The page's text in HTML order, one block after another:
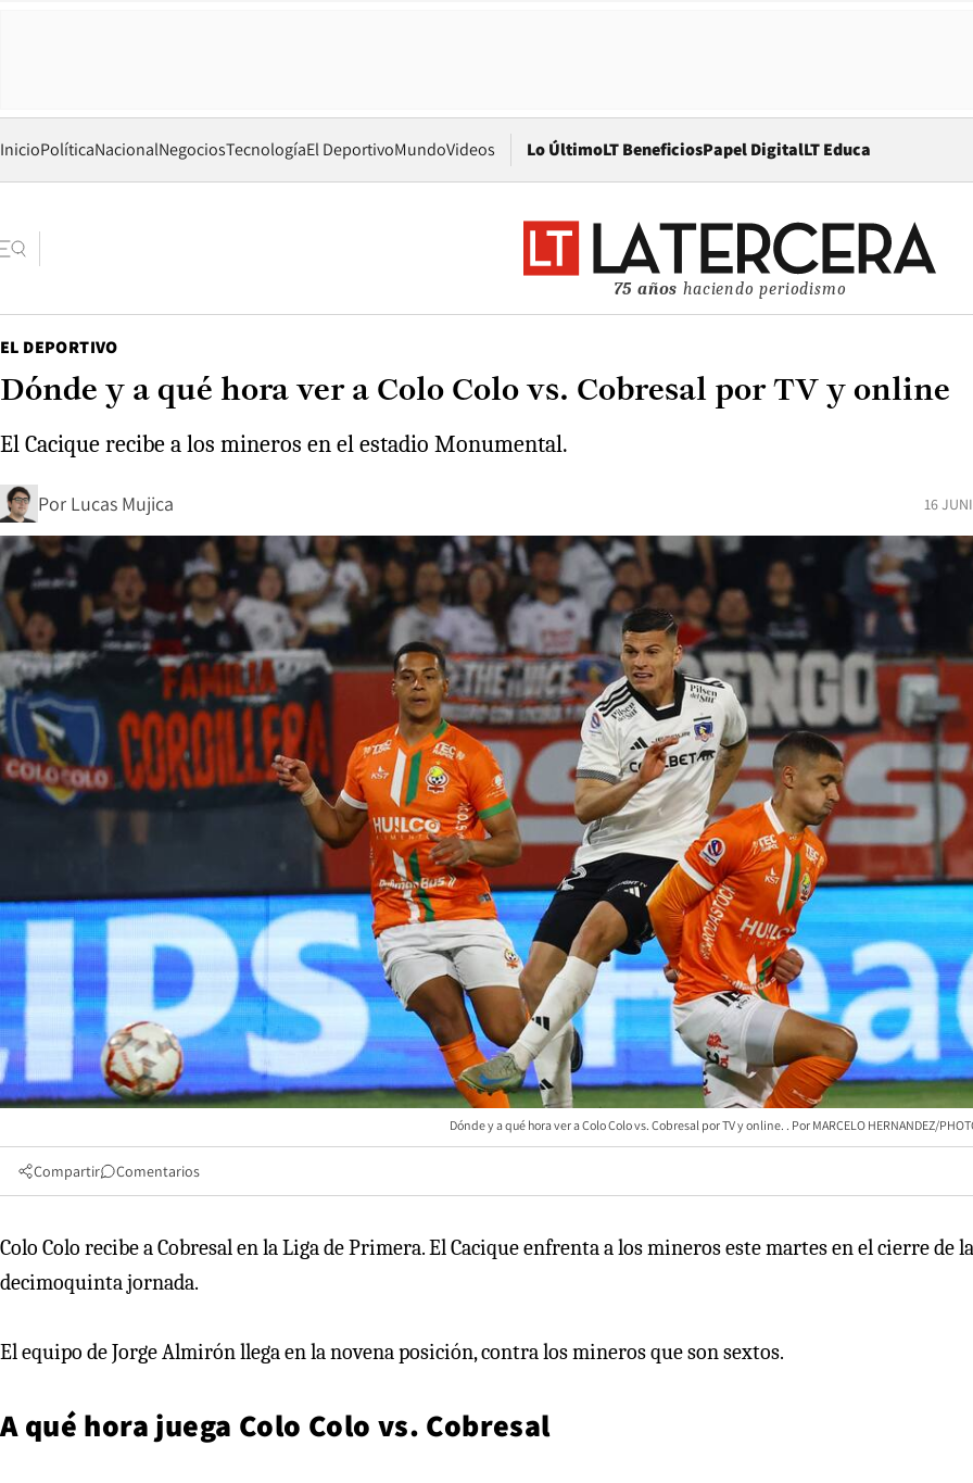
InicioPolíticaNacionalNegociosTecnologíaEl DeportivoMundoVideos Lo ÚltimoLT BeneficiosPapel DigitalOpens in new window
LT Educa
75 años haciendo periodismo
EL DEPORTIVO
Dónde y a qué hora ver a Colo Colo vs. Cobresal por TV y online
El Cacique recibe a los mineros en el estadio Monumental.
Por Lucas Mujica 16
Dónde y a qué hora ver a Colo Colo vs. Cobresal por TV y online. MARCELO HERNANDEZ/
Compartir Comentarios
Colo Colo recibe a Cobresal en la Liga de Primera. El Cacique enfrenta a los mineros este martes en el cierre de la
decimoquinta jornada.
El equipo de Jorge Almirón llega en la novena posición, contra los mineros que son sextos.
A qué hora juega Colo Colo vs. Cobresal